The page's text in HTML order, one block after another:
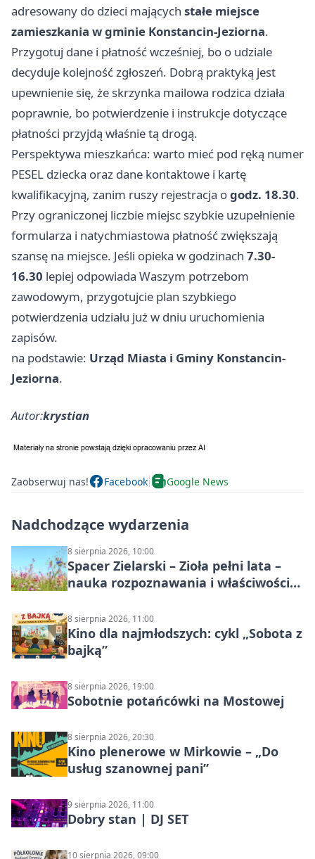
adresowany do dzieci mających stałe miejsce
zamieszkania w gminie Konstancin-Jeziorna.
Przygotuj dane i płatność wcześniej, bo o udziale
decyduje kolejność zgłoszeń. Dobrą praktyką jest
upewnienie się, że skrzynka mailowa rodzica działa
poprawnie, bo potwierdzenie i instrukcje dotyczące
płatności przyjdą właśnie tą drogą.
Perspektywa mieszkańca: warto mieć pod ręką numer
PESEL dziecka oraz dane kontaktowe i kartę
kwalifikacyjną, zanim ruszy rejestracja ogodz. 18.30.
Przy ograniczonej liczbie miejsc szybkie uzupełnienie
formularza i natychmiastowa płatność zwiększają
szansę na miejsce. Jeśli opieka w godzinach 7.30-
16.30 lepiej odpowiada Waszym potrzebom
zawodowym, przygotujcie plan szybkiego
potwierdzenia udziału już w dniu uruchomienia
zapisów.
na podstawie: Urząd Miasta i Gminy Konstancin-
Jeziorna.
Autor:krystian
Zaobserwuj nas! Facebook Google News
Nadchodzące wydarzenia
8 sierpnia 2026, 10:00
Spacer Zielarski – Zioła pełni lata –
nauka rozpoznawania i właściwości
8 sierpnia 2026, 11:00
Kino dla najmłodszych: cykl „Sobota z
bajką”
8 sierpnia 2026, 19:00
Sobotnie potańcówki na Mostowej
8 sierpnia 2026, 20:30
Kino plenerowe w Mirkowie – „Do
usług szanownej pani”
9 sierpnia 2026, 11:00
Dobry stan | DJ SET
10 sierpnia 2026, 09:00